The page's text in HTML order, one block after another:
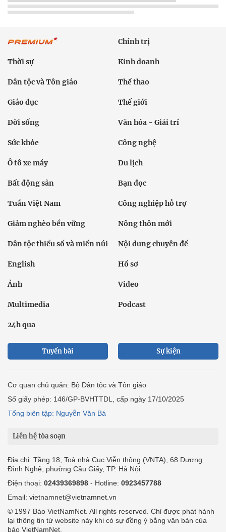
Chính trị
Thời sự Kinh doanh
Dân tộc và Tôn giáo Thể thao
Giáo dục Thế giới
Đời sống Văn hóa - Giải trí
Sức khỏe Công nghệ
Ô tô xe máy Du lịch
Bất động sản Bạn đọc
Tuần Việt Nam Công nghiệp hỗ trợ
Giảm nghèo bền vững Nông thôn mới
Dân tộc thiểu số và miền núi Nội dung chuyên đề
English Hồ sơ
Ảnh Video
Multimedia Podcast
24h qua
Tuyến bài Sự kiện
Cơ quan chủ quản: Bộ Dân tộc và Tôn giáo
Số giấy phép: 146/GP-BVHTTDL, cấp ngày 17/10/2025
Tổng biên tập: Nguyễn Văn Bá
Liên hệ tòa soạn
Địa chỉ: Tầng 18, Toà nhà Cục Viễn thông (VNTA), 68 Dương
Đình Nghệ, phường Cầu Giấy, TP. Hà Nội.
Điện thoại: 02439369898 - Hotline: 0923457788
Email: vietnamnet@vietnamnet.vn
© 1997 Báo VietNamNet. All rights reserved. Chỉ được phát hành
lại thông tin từ website này khi có sự đồng ý bằng văn bản của
báo VietNamNet.